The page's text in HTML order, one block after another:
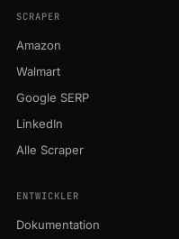
SCRAPER
Amazon
Walmart
Google SERP
LinkedIn
Alle Scraper
ENTWICKLER
Dokumentation